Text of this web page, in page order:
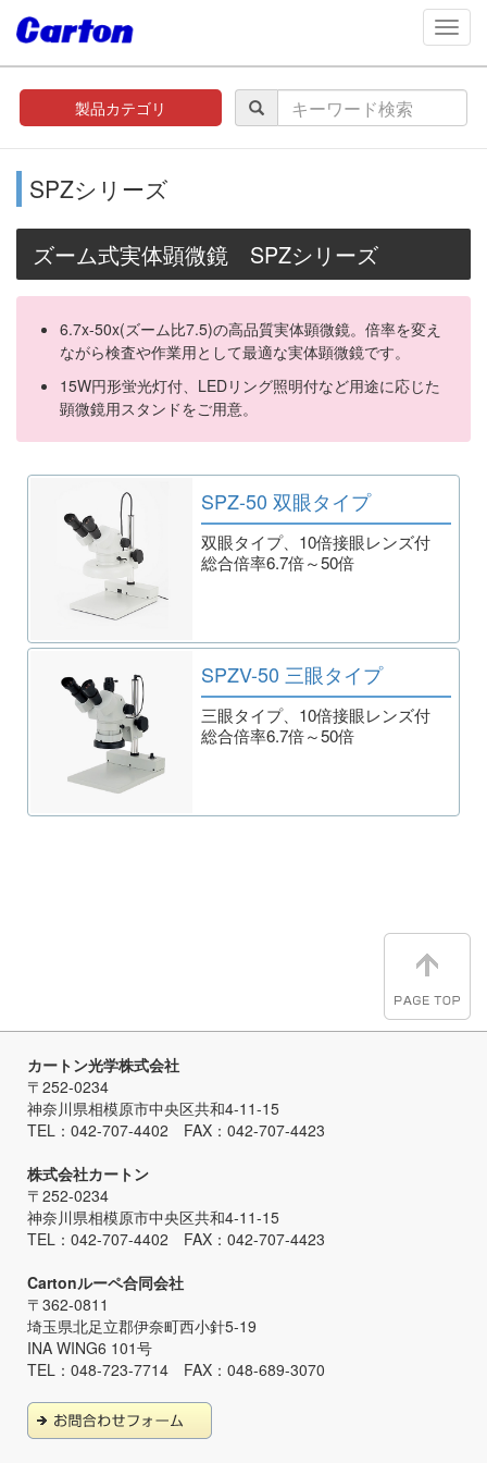
製品カテゴリ
SPZシリーズ
ズーム式実体顕微鏡 SPZシリーズ
6.7x-50x(ズーム比7.5)の高品質実体顕微鏡。倍率を変え
ながら検査や作業用として最適な実体顕微鏡です。
15W円形蛍光灯付、LEDリング照明付など用途に応じた
顕微鏡用スタンドをご用意。
SPZ-50 双眼タイプ
双眼タイプ、10倍接眼レンズ付
総合倍率6.7倍～50倍
SPZV-50 三眼タイプ
三眼タイプ、10倍接眼レンズ付
総合倍率6.7倍～50倍
カートン光学株式会社
〒252-0234
神奈川県相模原市中央区共和4-11-15
TEL：042-707-4402 FAX：042-707-4423
株式会社カートン
〒252-0234
神奈川県相模原市中央区共和4-11-15
TEL：042-707-4402 FAX：042-707-4423
Cartonルーペ合同会社
〒362-0811
埼玉県北足立郡伊奈町西小針5-19
INA WING6 101号
TEL：048-723-7714 FAX：048-689-3070